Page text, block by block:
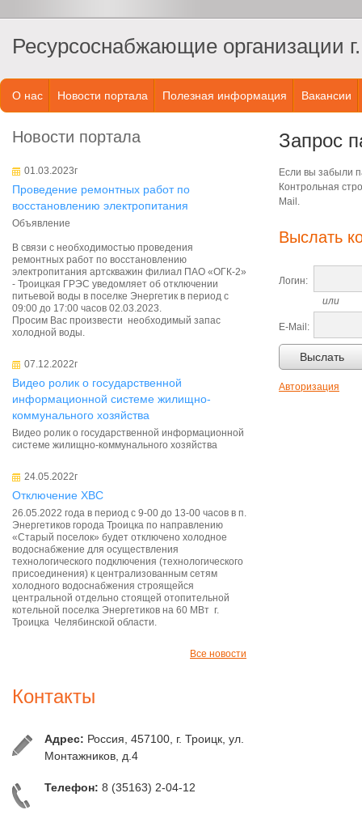
Ресурсоснабжающие организации
О нас Новости портала Полезная информация Вакансии
Новости портала
01.03.2023г
Проведение ремонтных работ по
восстановлению электропитания
Объявление
В связи с необходимостью проведения
ремонтных работ по восстановлению
электропитания артскважин филиал ПАО «ОГК-2»
- Троицкая ГРЭС уведомляет об отключении
питьевой воды в поселке Энергетик в период с
09:00 до 17:00 часов 02.03.2023.
Просим Вас произвести необходимый запас
холодной воды.
07.12.2022г
Видео ролик о государственной
информационной системе жилищно-
коммунального хозяйства
Видео ролик о государственной информационной
системе жилищно-коммунального хозяйства
24.05.2022г
Отключение ХВС
26.05.2022 года в период с 9-00 до 13-00 часов в п.
Энергетиков города Троицка по направлению
«Старый поселок» будет отключено холодное
водоснабжение для осуществления
технологического подключения (технологического
присоединения) к централизованным сетям
холодного водоснабжения строящейся
центральной отдельно стоящей отопительной
котельной поселка Энергетиков на 60 МВт г.
Троицка Челябинской области.
Все новости
Контакты
Адрес: Россия, 457100, г. Троицк, ул.
Монтажников, д.4
Телефон: 8 (35163) 2-04-12
Запрос
Если вы забыли
Контрольная
Mail.
Выслать
Логин:
или
E-Mail:
Выслать
Авторизация